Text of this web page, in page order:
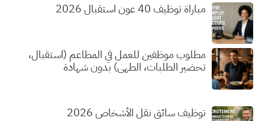
مباراة توظيف 40 عون استقبال 2026
مطلوب موظفين للعمل في المطاعم (استقبال،
تحضير الطلبات، الطهي) بدون شهادة
توظيف سائق نقل الأشخاص 2026